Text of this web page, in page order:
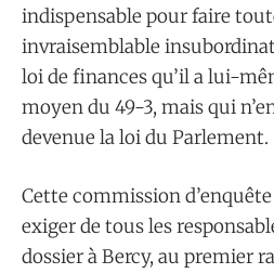
indispensable pour faire
invraisemblable
loi de finances qu’il a lui-
moyen du 49-3, mais qui
devenue la loi du Parlement.
Cette commission
exiger de tous les
dossier à Bercy, au premier